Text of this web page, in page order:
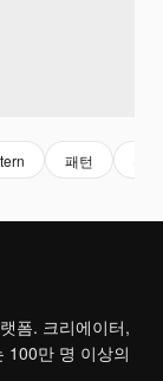
패턴
폼. 크리에이터,
100만 명 이상의